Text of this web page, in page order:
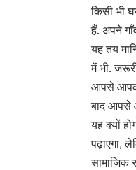
किसी भी
हैं. अपने
यह तय
में भी.
आपसे
बाद आपसे
यह क्यों
पढ़ाएगा,
सामाजिक